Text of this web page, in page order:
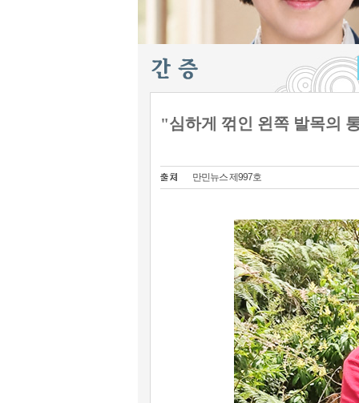
"심하게 꺾인 왼쪽 발목의
만민뉴스 제997호